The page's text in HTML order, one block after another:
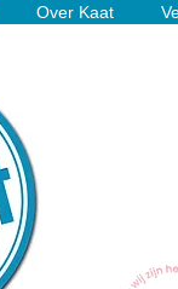
Over Kaat